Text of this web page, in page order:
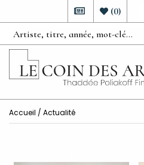
(0)
Accueil / Actualité